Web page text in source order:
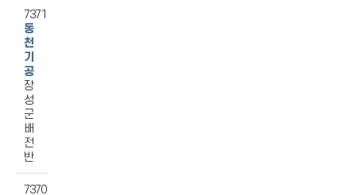
7371
동
천
기
공
장
성
군
배
전
반
7370